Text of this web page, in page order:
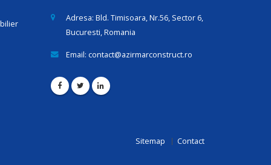
Adresa: Bld. Timisoara, Nr.56, Sector 6,
Bucuresti, Romania
Email: contact@azirmarconstruct.ro
Sitemap Contact